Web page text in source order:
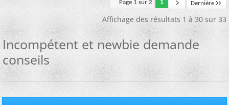
Page 1 sur 2 1 Dernière
Affichage des résultats 1 à 30 sur 33
Incompétent et newbie demande
conseils